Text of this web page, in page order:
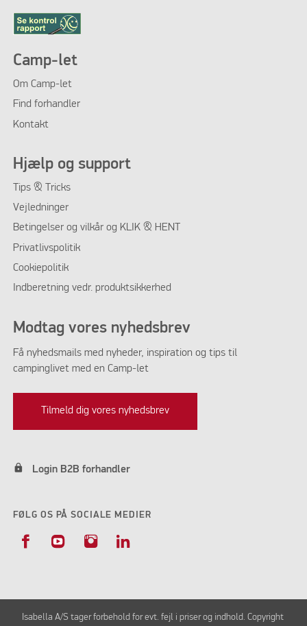
Camp-let
Om Camp-let
Find forhandler
Kontakt
Hjælp og support
Tips & Tricks
Vejledninger
Betingelser og vilkår og KLIK & HENT
Privatlivspolitik
Cookiepolitik
Indberetning vedr. produktsikkerhed
Modtag vores nyhedsbrev
Få nyhedsmails med nyheder, inspiration og tips til
campinglivet med en Camp-let
Tilmeld dig vores nyhedsbrev
lock Login B2B forhandler
FØLG OS PÅ SOCIALE MEDIER
Isabella A/S tager forbehold for evt. fejl i priser og indhold. Copyright